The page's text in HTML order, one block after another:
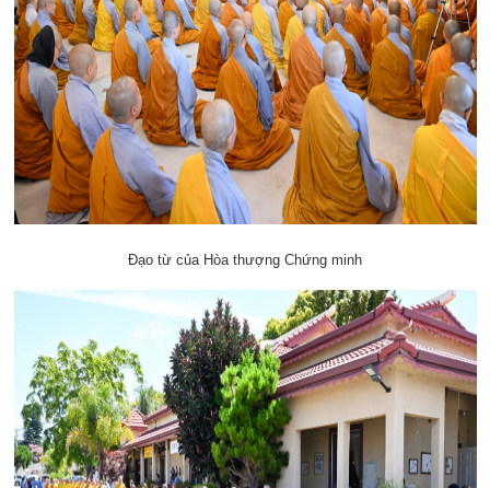
Đạo từ của Hòa thượng Chứng minh